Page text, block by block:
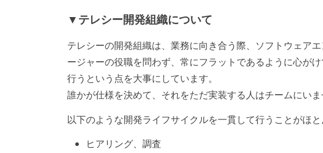
▼テレシー開発組織について
テレシーの開発組織は、業務に向き合う際、ソフトウェア
ージャーの役職を問わず、常にフラットであるように心が
行うという点を大事にしています。
誰かが仕様を決めて、それをただ実装する人はチームにいま
以下のような開発ライフサイクルを一貫して行うことがほと
ヒアリング、調査